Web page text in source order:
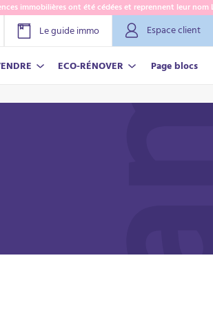
ont été cédées et reprennent leur nom Lamy !
Le guide immo
Espace client
ECO-RÉNOVER Page blocs